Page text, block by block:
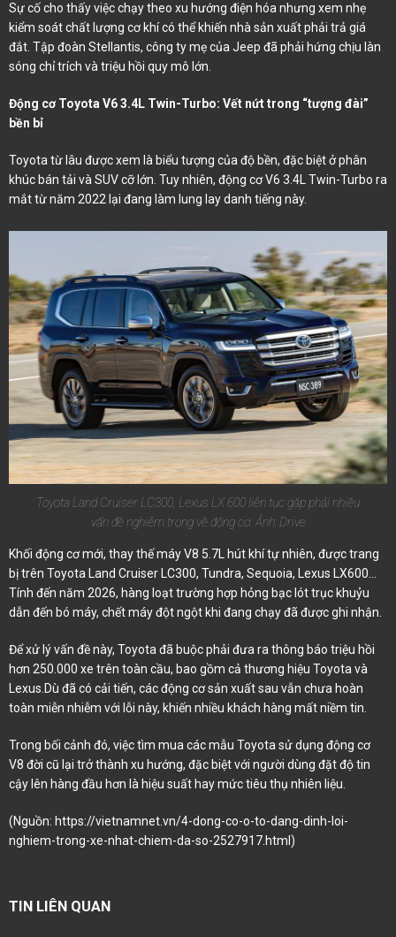
Sự cố cho thấy việc chạy theo xu hướng điện hóa nhưng xem nhẹ
kiểm soát chất lượng cơ khí có thể khiến nhà sản xuất phải trả giá
đắt. Tập đoàn Stellantis, công ty mẹ của Jeep đã phải hứng chịu làn
sóng chỉ trích và triệu hồi quy mô lớn.
Động cơ Toyota V6 3.4L Twin-Turbo: Vết nứt trong “tượng đài”
bền bỉ
Toyota từ lâu được xem là biểu tượng của độ bền, đặc biệt ở phân
khúc bán tải và SUV cỡ lớn. Tuy nhiên, động cơ V6 3.4L Twin-Turbo ra
mắt từ năm 2022 lại đang làm lung lay danh tiếng này.
Toyota Land Cruiser LC300, Lexus LX 600 liên tục gặp phải nhiều
vấn đề nghiêm trọng về động cơ. Ảnh: Drive
Khối động cơ mới, thay thế máy V8 5.7L hút khí tự nhiên, được trang
bị trên Toyota Land Cruiser LC300, Tundra, Sequoia, Lexus LX600...
Tính đến năm 2026, hàng loạt trường hợp hỏng bạc lót trục khuỷu
dẫn đến bó máy, chết máy đột ngột khi đang chạy đã được ghi nhận.
Để xử lý vấn đề này, Toyota đã buộc phải đưa ra thông báo triệu hồi
hơn 250.000 xe trên toàn cầu, bao gồm cả thương hiệu Toyota và
Lexus.Dù đã có cải tiến, các động cơ sản xuất sau vẫn chưa hoàn
toàn miễn nhiễm với lỗi này, khiến nhiều khách hàng mất niềm tin.
Trong bối cảnh đó, việc tìm mua các mẫu Toyota sử dụng động cơ
V8 đời cũ lại trở thành xu hướng, đặc biệt với người dùng đặt độ tin
cậy lên hàng đầu hơn là hiệu suất hay mức tiêu thụ nhiên liệu.
(Nguồn: https://vietnamnet.vn/4-dong-co-o-to-dang-dinh-loi-
nghiem-trong-xe-nhat-chiem-da-so-2527917.html)
TIN LIÊN QUAN